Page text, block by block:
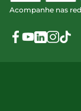
Acompanhe nas